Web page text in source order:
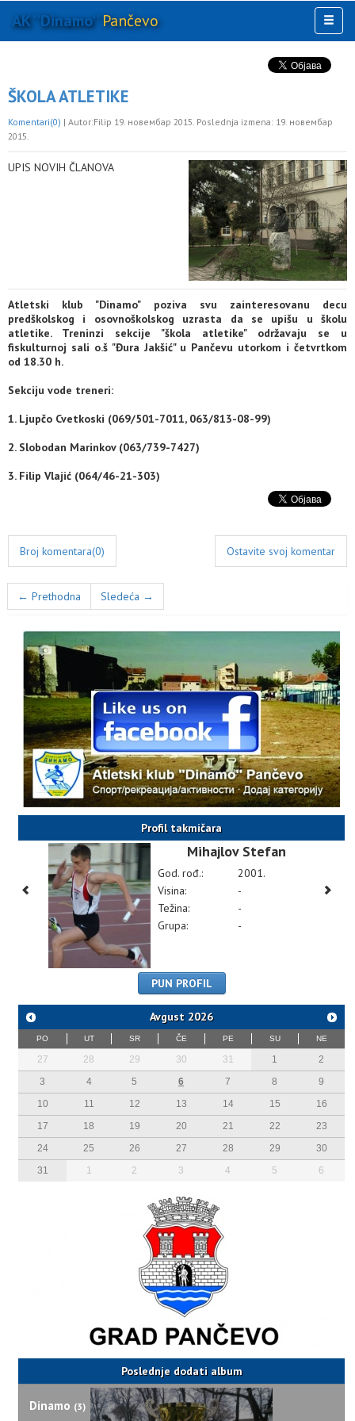
AK ''Dinamo'' Pančevo
MULTIMEDIJA
OSTALO
ŠKOLA ATLETIKE
Komentari(0) | Autor:Filip 19. новембар 2015. Poslednja izmena: 19. новембар
2015.
UPIS NOVIH ČLANOVA
Atletski klub "Dinamo" poziva svu zainteresovanu decu
predškolskog i osovnoškolskog uzrasta da se upišu u školu
atletike. Treninzi sekcije "škola atletike" održavaju se u
fiskulturnoj sali o.š "Đura Jakšić" u Pančevu utorkom i četvrtkom
od 18.30 h.
Sekciju vode treneri:
1. Ljupčo Cvetkoski (069/501-7011, 063/813-08-99)
2. Slobodan Marinkov (063/739-7427)
3. Filip Vlajić (064/46-21-303)
Broj komentara(0) Ostavite svoj komentar
← Prethodna Sledeća →
Profil takmičara
Mihajlov Stefan
God. rođ.:
2001.
Visina:
-
Težina:
-
Grupa:
-
PUN PROFIL
Avgust 2026
PO UT SR ČE PE SU NE
27 28 29 30 31 1
2
3
4 5 6 7 8
9
10
11 12 13 14 15
16
17
18 19 20 21 22
23
24
25 26 27 28 29
30
31
1 2 3 4 5 6
Poslednje dodati album
Dinamo (3)